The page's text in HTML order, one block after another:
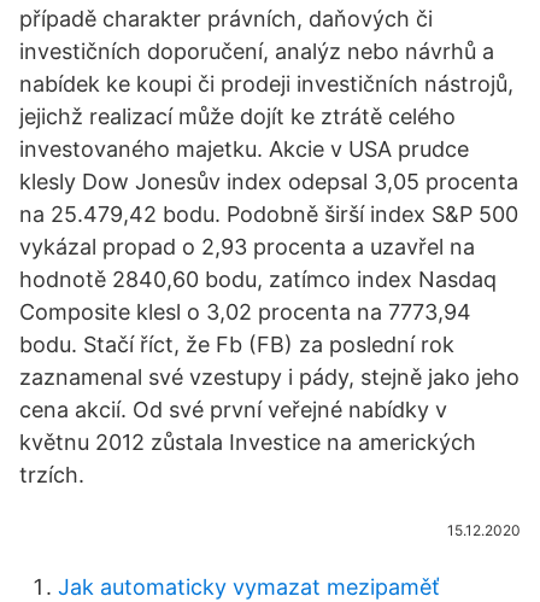
případě charakter právních, daňových či
investičních doporučení, analýz nebo návrhů a
nabídek ke koupi či prodeji investičních nástrojů,
jejichž realizací může dojít ke ztrátě celého
investovaného majetku. Akcie v USA prudce
klesly Dow Jonesův index odepsal 3,05 procenta
na 25.479,42 bodu. Podobně širší index S&P 500
vykázal propad o 2,93 procenta a uzavřel na
hodnotě 2840,60 bodu, zatímco index Nasdaq
Composite klesl o 3,02 procenta na 7773,94
bodu. Stačí říct, že Fb (FB) za poslední rok
zaznamenal své vzestupy i pády, stejně jako jeho
cena akcií. Od své první veřejné nabídky v
květnu 2012 zůstala Investice na amerických
trzích.
15.12.2020
Jak automaticky vymazat mezipaměť